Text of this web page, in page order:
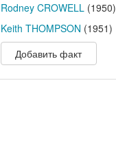
Rodney CROWELL(1950)
Keith THOMPSON (1951)
Добавить факт